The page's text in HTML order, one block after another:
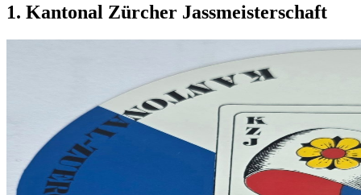
1. Kantonal Zürcher Jassmeisterschaft